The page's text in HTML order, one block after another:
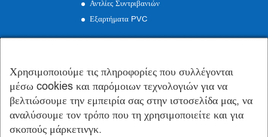
Αντλίες Συντριβανιών
Εξαρτήματα PVC
Γραφείo: Εμμανουήλ Ροΐδη 19, Περιστέρι
Εργοστάσιο:Οινόφυτα Βοιωτίας
Τηλέφωνο: 210 57 50 185
Email:info@syntrivania.gr
Χρησιμοποιούμε τις πληροφορίες που συλλέγονται
μέσω cookies και παρόμοιων τεχνολογιών για να
βελτιώσουμε την εμπειρία σας στην ιστοσελίδα μας, να
αναλύσουμε τον τρόπο που τη χρησιμοποιείτε και για
σκοπούς μάρκετινγκ.